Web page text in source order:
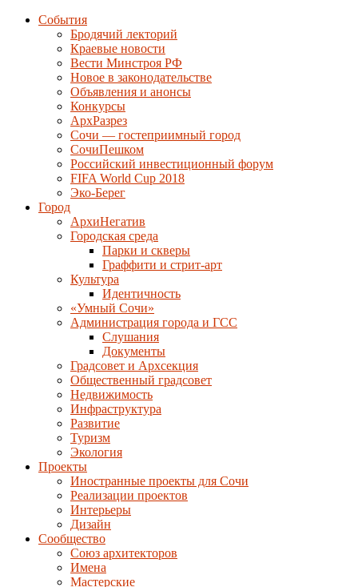
События
Бродячий лекторий
Краевые новости
Вести Минстроя РФ
Новое в законодательстве
Объявления и анонсы
Конкурсы
АрхРазрез
Сочи — гостеприимный город
СочиПешком
Российский инвестиционный форум
FIFA World Cup 2018
Эко-Берег
Город
АрхиНегатив
Городская среда
Парки и скверы
Граффити и стрит-арт
Культура
Идентичность
«Умный Сочи»
Администрация города и ГСС
Слушания
Документы
Градсовет и Архсекция
Общественный градсовет
Недвижимость
Инфраструктура
Развитие
Туризм
Экология
Проекты
Иностранные проекты для Сочи
Реализации проектов
Интерьеры
Дизайн
Сообщество
Союз архитекторов
Имена
Мастерские